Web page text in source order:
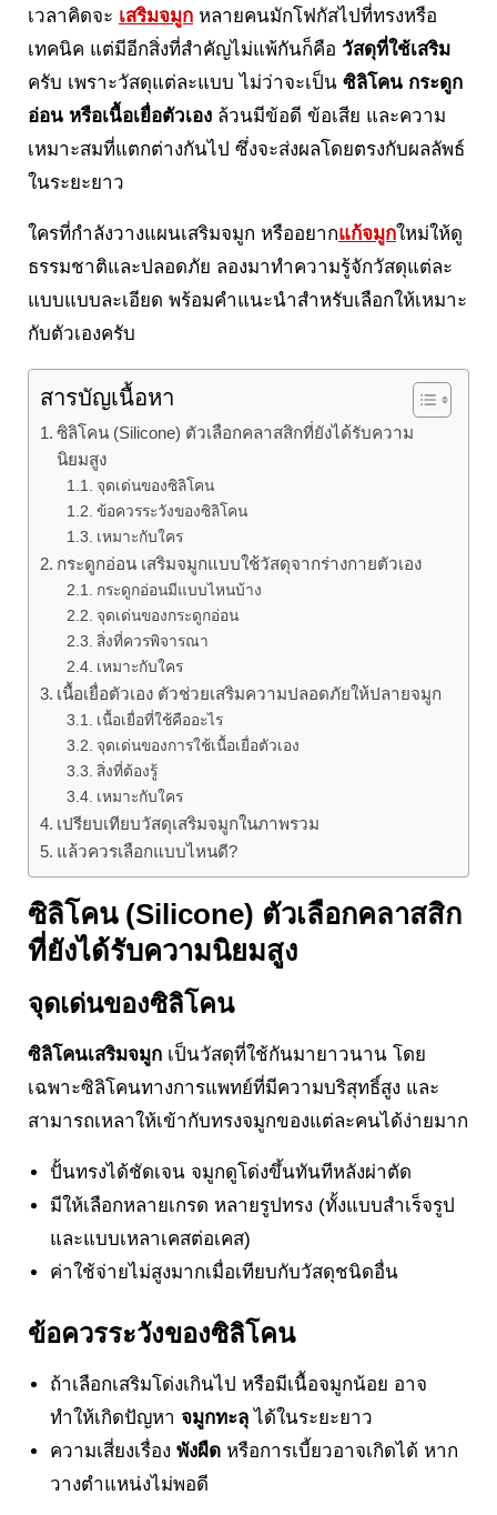
เวลาคิดจะ เสริมจมูก หลายคนมักโฟกัสไปที่ทรงหรือ
เทคนิค แต่มีอีกสิ่งที่สำคัญไม่แพ้กันก็คือ วัสดุที่ใช้เสริม
ครับ เพราะวัสดุแต่ละแบบ ไม่ว่าจะเป็น ซิลิโคน กระดูก
อ่อน หรือเนื้อเยื่อตัวเอง ล้วนมีข้อดี ข้อเสีย และความ
เหมาะสมที่แตกต่างกันไป ซึ่งจะส่งผลโดยตรงกับผลลัพธ์
ในระยะยาว
ใครที่กำลังวางแผนเสริมจมูก หรืออยากแก้จมูกใหม่ให้ดู
ธรรมชาติและปลอดภัย ลองมาทำความรู้จักวัสดุแต่ละ
แบบแบบละเอียด พร้อมคำแนะนำสำหรับเลือกให้เหมาะ
กับตัวเองครับ
สารบัญเนื้อหา
ซิลิโคน (Silicone) ตัวเลือกคลาสสิกที่ยังได้รับความ
นิยมสูง
จุดเด่นของซิลิโคน
ข้อควรระวังของซิลิโคน
เหมาะกับใคร
กระดูกอ่อน เสริมจมูกแบบใช้วัสดุจากร่างกายตัวเอง
กระดูกอ่อนมีแบบไหนบ้าง
จุดเด่นของกระดูกอ่อน
สิ่งที่ควรพิจารณา
เหมาะกับใคร
เนื้อเยื่อตัวเอง ตัวช่วยเสริมความปลอดภัยให้ปลายจมูก
เนื้อเยื่อที่ใช้คืออะไร
จุดเด่นของการใช้เนื้อเยื่อตัวเอง
สิ่งที่ต้องรู้
เหมาะกับใคร
เปรียบเทียบวัสดุเสริมจมูกในภาพรวม
แล้วควรเลือกแบบไหนดี?
ซิลิโคน (Silicone) ตัวเลือกคลาสสิก
ที่ยังได้รับความนิยมสูง
จุดเด่นของซิลิโคน
ซิลิโคนเสริมจมูก เป็นวัสดุที่ใช้กันมายาวนาน โดย
เฉพาะซิลิโคนทางการแพทย์ที่มีความบริสุทธิ์สูง และ
สามารถเหลาให้เข้ากับทรงจมูกของแต่ละคนได้ง่ายมาก
ปั้นทรงได้ชัดเจน จมูกดูโด่งขึ้นทันทีหลังผ่าตัด
มีให้เลือกหลายเกรด หลายรูปทรง (ทั้งแบบสำเร็จรูป
และแบบเหลาเคสต่อเคส)
ค่าใช้จ่ายไม่สูงมากเมื่อเทียบกับวัสดุชนิดอื่น
ข้อควรระวังของซิลิโคน
ถ้าเลือกเสริมโด่งเกินไป หรือมีเนื้อจมูกน้อย อาจ
ทำให้เกิดปัญหาจมูกทะลุ ได้ในระยะยาว
ความเสี่ยงเรื่องพังผืด หรือการเบี้ยวอาจเกิดได้ หาก
วางตำแหน่งไม่พอดี